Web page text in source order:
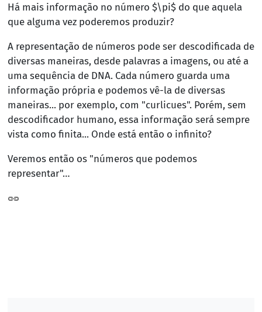
Há mais informação no número $\pi$ do que aquela
que alguma vez poderemos produzir?
A representação de números pode ser descodificada de
diversas maneiras, desde palavras a imagens, ou até a
uma sequência de DNA. Cada número guarda uma
informação própria e podemos vê-la de diversas
maneiras... por exemplo, com "curlicues". Porém, sem
descodificador humano, essa informação será sempre
vista como finita... Onde está então o infinito?
Veremos então os "números que podemos
representar"…